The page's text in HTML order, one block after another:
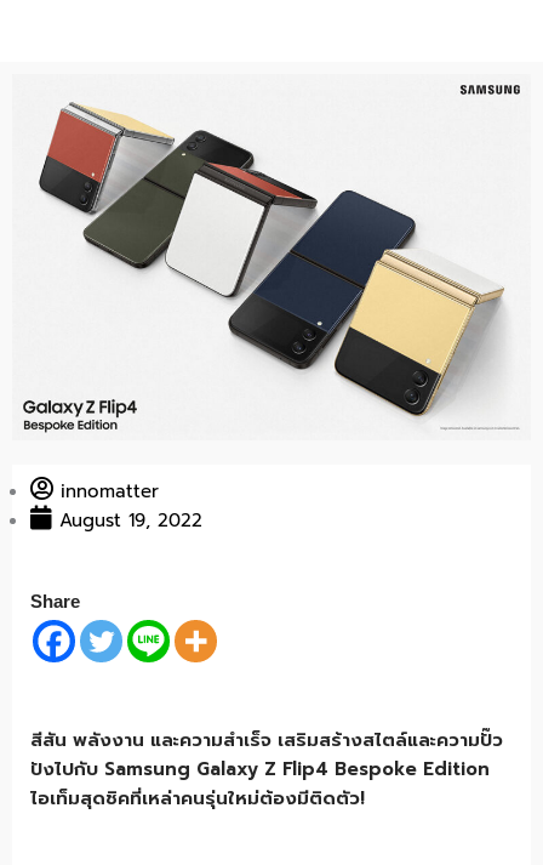
innomatter
August 19, 2022
Share
สีสัน พลังงาน และความสำเร็จ เสริมสร้างสไตล์และความปั๊ว
ปังไปกับ Samsung Galaxy Z Flip4 Bespoke Edition
ไอเท็ม​สุดชิคที่เหล่าคนรุ่นใหม่ต้องมีติดตัว!